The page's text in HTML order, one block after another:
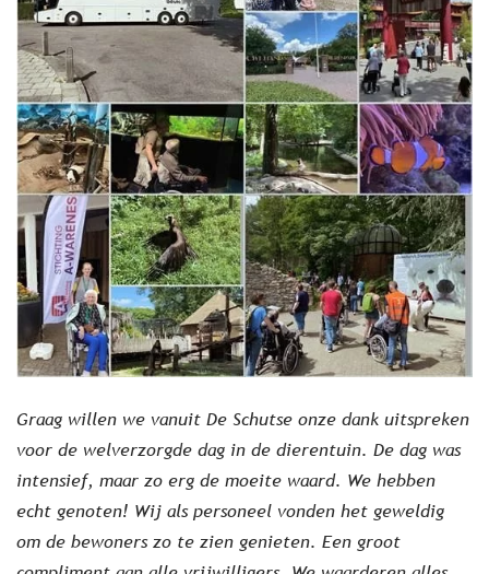
Graag willen we vanuit De Schutse onze dank uitspreken
voor de welverzorgde dag in de dierentuin. De dag was
intensief, maar zo erg de moeite waard. We hebben
echt genoten! Wij als personeel vonden het geweldig
om de bewoners zo te zien genieten. Een groot